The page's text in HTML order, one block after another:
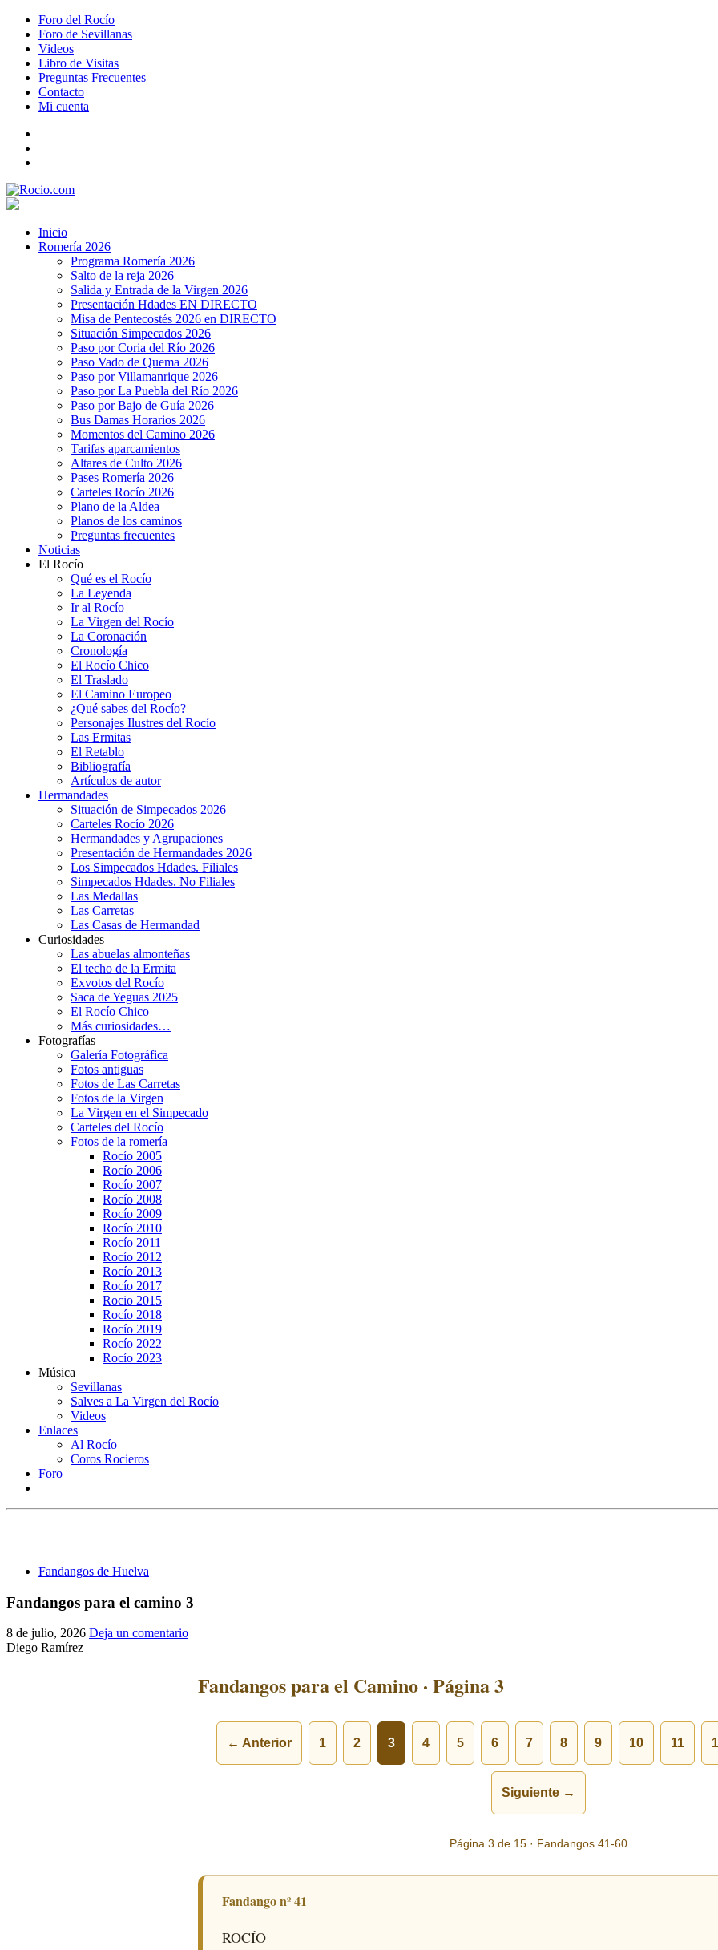
Foro del Rocío
Foro de Sevillanas
Videos
Libro de Visitas
Preguntas Frecuentes
Contacto
Mi cuenta
Inicio
Romería 2026
Programa Romería 2026
Salto de la reja 2026
Salida y Entrada de la Virgen 2026
Presentación Hdades EN DIRECTO
Misa de Pentecostés 2026 en DIRECTO
Situación Simpecados 2026
Paso por Coria del Río 2026
Paso Vado de Quema 2026
Paso por Villamanrique 2026
Paso por La Puebla del Río 2026
Paso por Bajo de Guía 2026
Bus Damas Horarios 2026
Momentos del Camino 2026
Tarifas aparcamientos
Altares de Culto 2026
Pases Romería 2026
Carteles Rocío 2026
Plano de la Aldea
Planos de los caminos
Preguntas frecuentes
Noticias
El Rocío
Qué es el Rocío
La Leyenda
Ir al Rocío
La Virgen del Rocío
La Coronación
Cronología
El Rocío Chico
El Traslado
El Camino Europeo
¿Qué sabes del Rocío?
Personajes Ilustres del Rocío
Las Ermitas
El Retablo
Bibliografía
Artículos de autor
Hermandades
Situación de Simpecados 2026
Carteles Rocío 2026
Hermandades y Agrupaciones
Presentación de Hermandades 2026
Los Simpecados Hdades. Filiales
Simpecados Hdades. No Filiales
Las Medallas
Las Carretas
Las Casas de Hermandad
Curiosidades
Las abuelas almonteñas
El techo de la Ermita
Exvotos del Rocío
Saca de Yeguas 2025
El Rocío Chico
Más curiosidades…
Fotografías
Galería Fotográfica
Fotos antiguas
Fotos de Las Carretas
Fotos de la Virgen
La Virgen en el Simpecado
Carteles del Rocío
Fotos de la romería
Rocío 2005
Rocío 2006
Rocío 2007
Rocío 2008
Rocío 2009
Rocío 2010
Rocío 2011
Rocío 2012
Rocío 2013
Rocío 2017
Rocio 2015
Rocío 2018
Rocío 2019
Rocío 2022
Rocío 2023
Música
Sevillanas
Salves a La Virgen del Rocío
Videos
Enlaces
Al Rocío
Coros Rocieros
Foro
Fandangos de Huelva
Fandangos para el camino 3
8 de julio, 2026 Deja un comentario
Diego Ramírez
Fandangos para el Camino · Página 3
← Anterior 1 2 3 4 5 6 7 8 9 10 11
Siguiente →
Página 3 de 15 · Fandangos 41-60
Fandango nº 41
ROCÍO